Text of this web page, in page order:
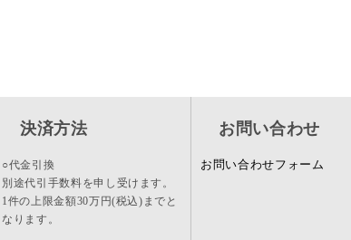
決済方法
○代金引換
別途代引手数料を申し受けます。
1件の上限金額30万円(税込)までと
なります。
お問い合わせ
お問い合わせフォーム